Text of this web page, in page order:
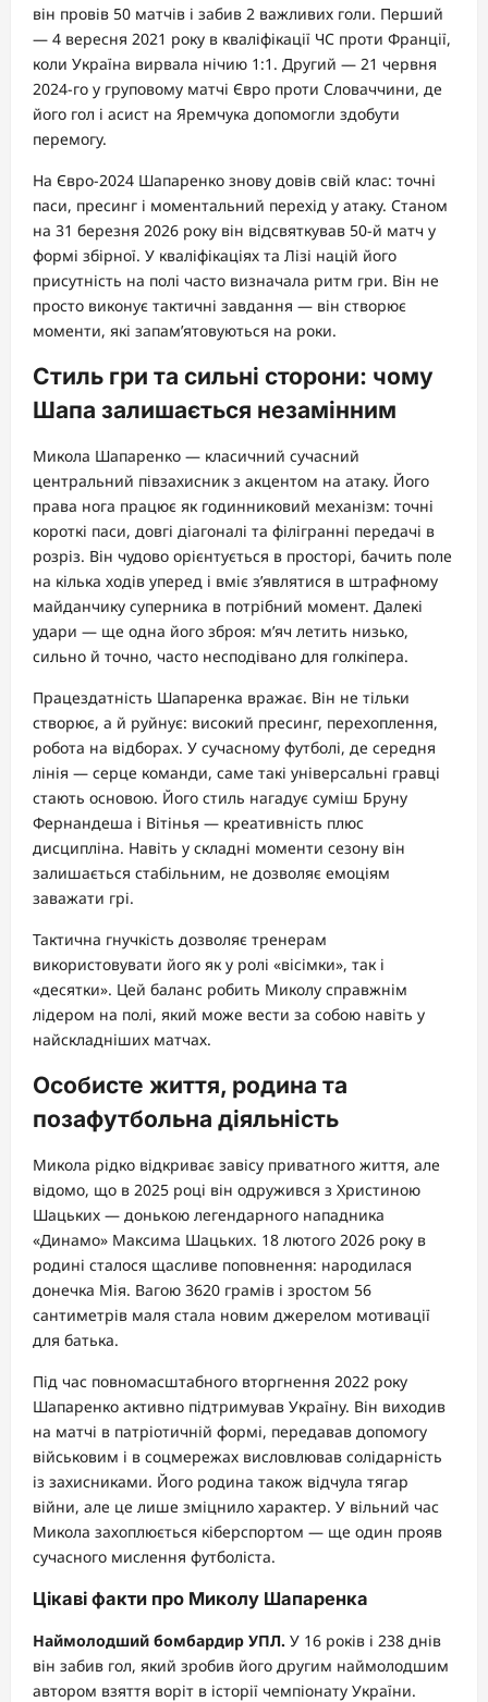
він провів 50 матчів і забив 2 важливих голи. Перший
— 4 вересня 2021 року в кваліфікації ЧС проти Франції,
коли Україна вирвала нічию 1:1. Другий — 21 червня
2024-го у груповому матчі Євро проти Словаччини, де
його гол і асист на Яремчука допомогли здобути
перемогу.
На Євро-2024 Шапаренко знову довів свій клас: точні
паси, пресинг і моментальний перехід у атаку. Станом
на 31 березня 2026 року він відсвяткував 50-й матч у
формі збірної. У кваліфікаціях та Лізі націй його
присутність на полі часто визначала ритм гри. Він не
просто виконує тактичні завдання — він створює
моменти, які запам’ятовуються на роки.
Стиль гри та сильні сторони: чому
Шапа залишається незамінним
Микола Шапаренко — класичний сучасний
центральний півзахисник з акцентом на атаку. Його
права нога працює як годинниковий механізм: точні
короткі паси, довгі діагоналі та філігранні передачі в
розріз. Він чудово орієнтується в просторі, бачить поле
на кілька ходів уперед і вміє з’являтися в штрафному
майданчику суперника в потрібний момент. Далекі
удари — ще одна його зброя: м’яч летить низько,
сильно й точно, часто несподівано для голкіпера.
Працездатність Шапаренка вражає. Він не тільки
створює, а й руйнує: високий пресинг, перехоплення,
робота на відборах. У сучасному футболі, де середня
лінія — серце команди, саме такі універсальні гравці
стають основою. Його стиль нагадує суміш Бруну
Фернандеша і Вітінья — креативність плюс
дисципліна. Навіть у складні моменти сезону він
залишається стабільним, не дозволяє емоціям
заважати грі.
Тактична гнучкість дозволяє тренерам
використовувати його як у ролі «вісімки», так і
«десятки». Цей баланс робить Миколу справжнім
лідером на полі, який може вести за собою навіть у
найскладніших матчах.
Особисте життя, родина та
позафутбольна діяльність
Микола рідко відкриває завісу приватного життя, але
відомо, що в 2025 році він одружився з Христиною
Шацьких — донькою легендарного нападника
«Динамо» Максима Шацьких. 18 лютого 2026 року в
родині сталося щасливе поповнення: народилася
донечка Мія. Вагою 3620 грамів і зростом 56
сантиметрів маля стала новим джерелом мотивації
для батька.
Під час повномасштабного вторгнення 2022 року
Шапаренко активно підтримував Україну. Він виходив
на матчі в патріотичній формі, передавав допомогу
військовим і в соцмережах висловлював солідарність
із захисниками. Його родина також відчула тягар
війни, але це лише зміцнило характер. У вільний час
Микола захоплюється кіберспортом — ще один прояв
сучасного мислення футболіста.
Цікаві факти про Миколу Шапаренка
Наймолодший бомбардир УПЛ. У 16 років і 238 днів
він забив гол, який зробив його другим наймолодшим
автором взяття воріт в історії чемпіонату України.